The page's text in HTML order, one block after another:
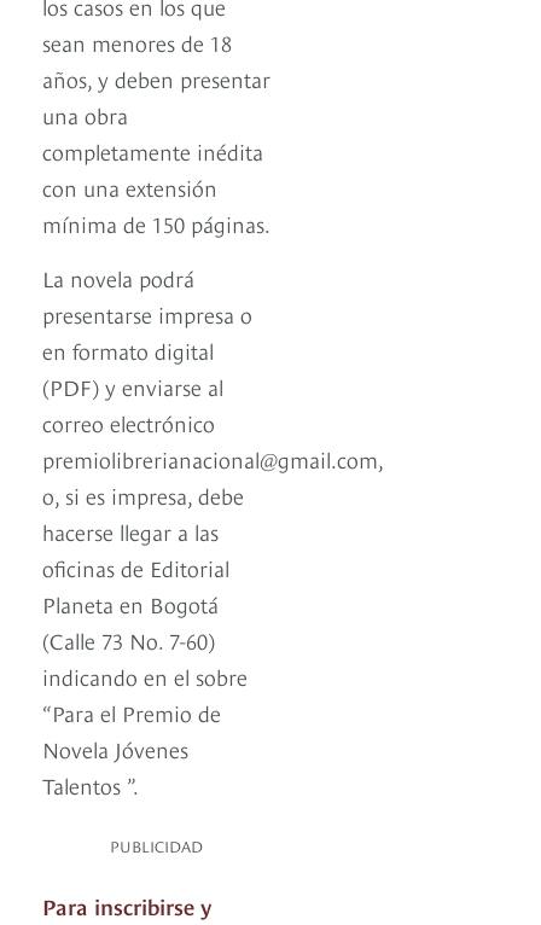
sean menores de 18
años, y deben presentar
una obra
completamente inédita
con una extensión
mínima de 150 páginas.
La novela podrá
presentarse impresa o
en formato digital
(PDF) y enviarse al
correo electrónico
premiolibrerianacional@gmail.com,
o, si es impresa, debe
hacerse llegar a las
oficinas de Editorial
Planeta en Bogotá
(Calle 73 No. 7-60)
indicando en el sobre
“Para el Premio de
Novela Jóvenes
Talentos ”.
PUBLICIDAD
Para inscribirse y